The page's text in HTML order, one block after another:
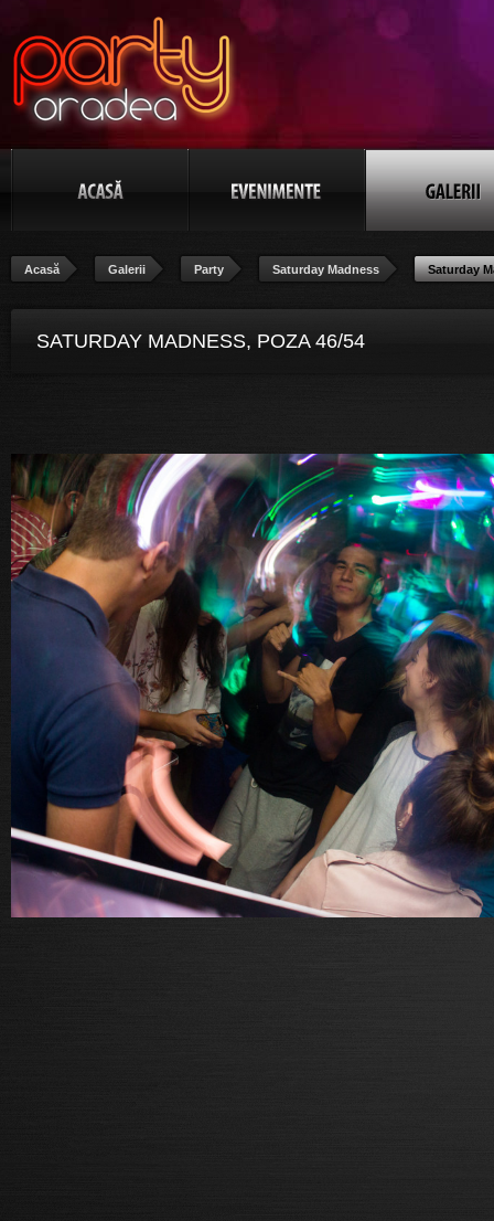
Acasă Galerii Party Saturday Madness Saturday
SATURDAY MADNESS, POZA 46/54